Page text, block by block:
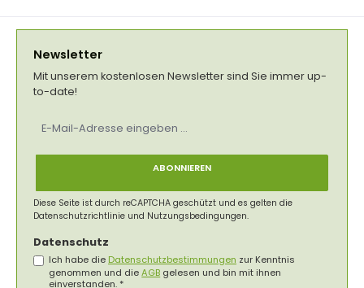
Newsletter
Mit unserem kostenlosen Newsletter sind Sie immer up-
to-date!
Mail-
ABONNIEREN
Diese Seite ist durch reCAPTCHA geschützt und es gelten die
Datenschutzrichtlinie und Nutzungsbedingungen.
Datenschutz
Ich habe die Datenschutzbestimmungen zur Kenntnis
genommen und dieAGB gelesen und bin mit ihnen
einverstanden. *